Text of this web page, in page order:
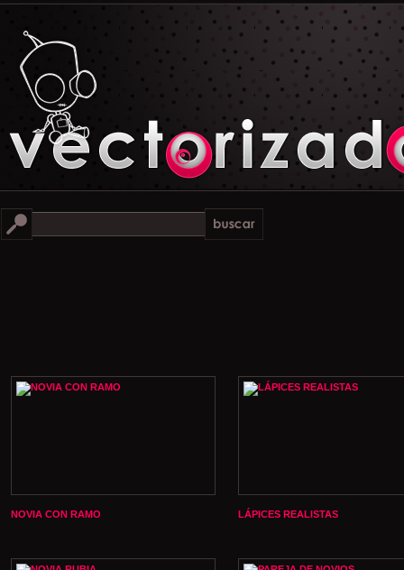
NOVIA CON RAMO LÁPICES REALISTAS